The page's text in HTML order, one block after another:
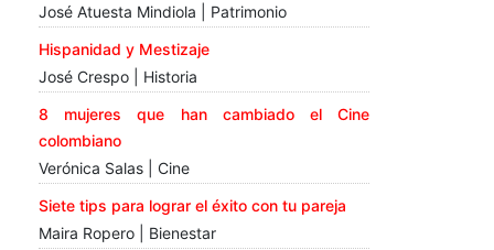
José Atuesta Mindiola | Patrimonio
Hispanidad y Mestizaje
José Crespo | Historia
8 mujeres que han cambiado el Cine
colombiano
Verónica Salas | Cine
Siete tips para lograr el éxito con tu pareja
Maira Ropero | Bienestar